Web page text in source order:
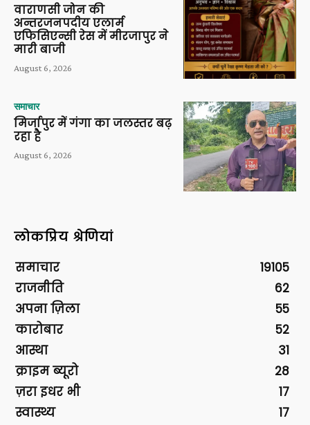
वाराणसी जोन की
अन्तरजनपदीय एलार्म
एफिसिएन्सी रेस में मीरजापुर ने
मारी बाजी
August 6, 2026
समाचार
मिर्जापुर में गंगा का जलस्तर बढ़
रहा है
August 6, 2026
लोकप्रिय श्रेणियां
समाचार
19105
राजनीति
62
अपना ज़िला
55
कारोबार
52
आस्था
31
क्राइम ब्यूरो
28
ज़रा इधर भी
17
स्वास्थ्य
17